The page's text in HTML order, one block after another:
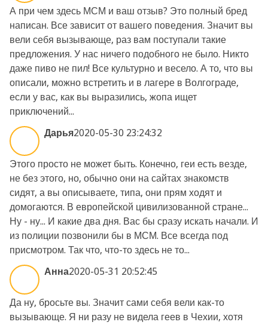
А при чем здесь МСМ и ваш отзыв? Это полный бред
написан. Все зависит от вашего поведения. Значит вы
вели себя вызывающе, раз вам поступали такие
предложения. У нас ничего подобного не было. Никто
даже пиво не пил! Все культурно и весело. А то, что вы
описали, можно встретить и в лагере в Волгограде,
если у вас, как вы выразились, жопа ищет
приключений...
Дарья2020-05-30 23:24:32
Этого просто не может быть. Конечно, геи есть везде,
не без этого, но, обычно они на сайтах знакомств
сидят, а вы описываете, типа, они прям ходят и
домогаются. В европейской цивилизованной стране...
Ну - ну... И какие два дня. Вас бы сразу искать начали. И
из полиции позвонили бы в МСМ. Все всегда под
присмотром. Так что, что-то здесь не то...
Анна2020-05-31 20:52:45
Да ну, бросьте вы. Значит сами себя вели как-то
вызывающе. Я ни разу не видела геев в Чехии, хотя